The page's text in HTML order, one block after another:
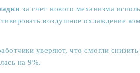
за счет нового механизма
воздушное охлаждение
уверяют, что смогли
на 9%.